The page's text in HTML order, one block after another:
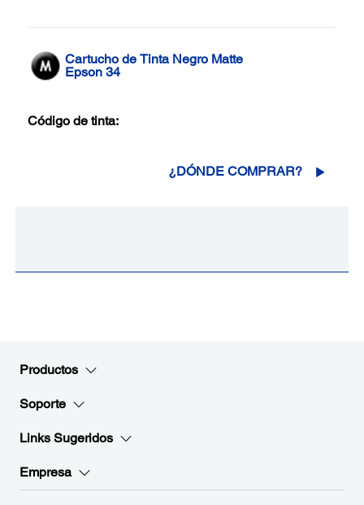
Cartucho de Tinta Negro Matte
Epson 34
Código de tinta:
¿DÓNDE COMPRAR?
Productos
Soporte
Links Sugeridos
Empresa